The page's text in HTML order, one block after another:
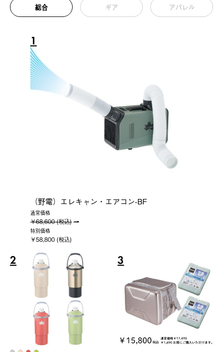
総合 ギア アパレル
1
（野電）エレキャン・エアコン-BF
通常価格
￥68,600 (税込)
特別価格
￥58,800 (税込)
2 3